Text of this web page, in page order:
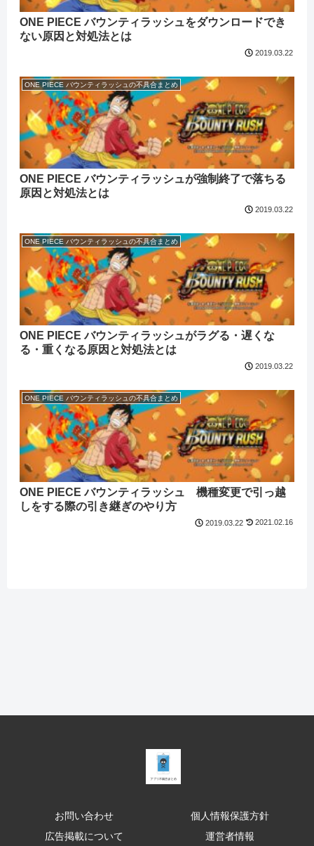
ONE PIECE バウンティラッシュをダウンロードでき
ない原因と対処法とは
2019.03.22
ONE PIECE バウンティラッシュの不具合まとめ
ONE PIECE バウンティラッシュが強制終了で落ちる
原因と対処法とは
2019.03.22
ONE PIECE バウンティラッシュの不具合まとめ
ONE PIECE バウンティラッシュがラグる・遅くな
る・重くなる原因と対処法とは
2019.03.22
ONE PIECE バウンティラッシュの不具合まとめ
ONE PIECE バウンティラッシュ 機種変更で引っ越
しをする際の引き継ぎのやり方
2019.03.22 2021.02.16
お問い合わせ
個人情報保護方針
広告掲載について
運営者情報